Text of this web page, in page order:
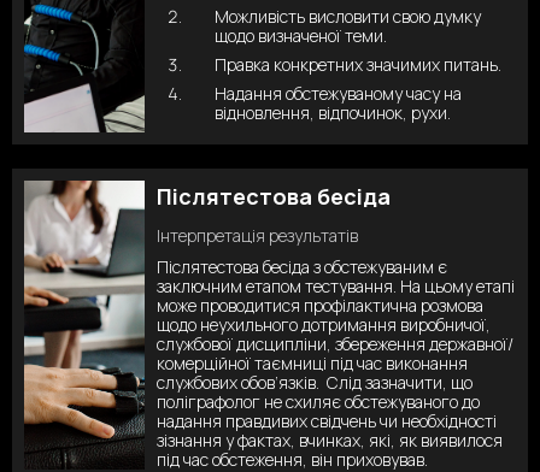
Можливість висловити свою думку
щодо визначеної теми.
Правка конкретних значимих питань.
Надання обстежуваному часу на
відновлення, відпочинок, рухи.
Післятестова бесіда
Інтерпретація результатів
Післятестова бесіда з обстежуваним є
заключним етапом тестування. На цьому етапі
може проводитися профілактична розмова
щодо неухильного дотримання виробничої,
службової дисципліни, збереження державної/
комерційної таємниці під час виконання
службових обов’язків. Слід зазначити, що
поліграфолог не схиляє обстежуваного до
надання правдивих свідчень чи необхідності
зізнання у фактах, вчинках, які, як виявилося
під час обстеження, він приховував.